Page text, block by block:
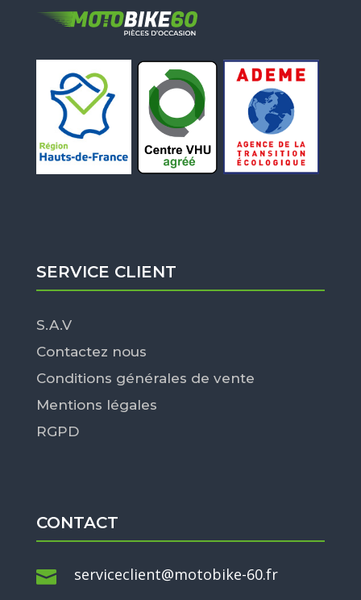
SERVICE CLIENT
S.A.V
Contactez nous
Conditions générales de vente
Mentions légales
RGPD
CONTACT
 serviceclient@motobike-60.fr